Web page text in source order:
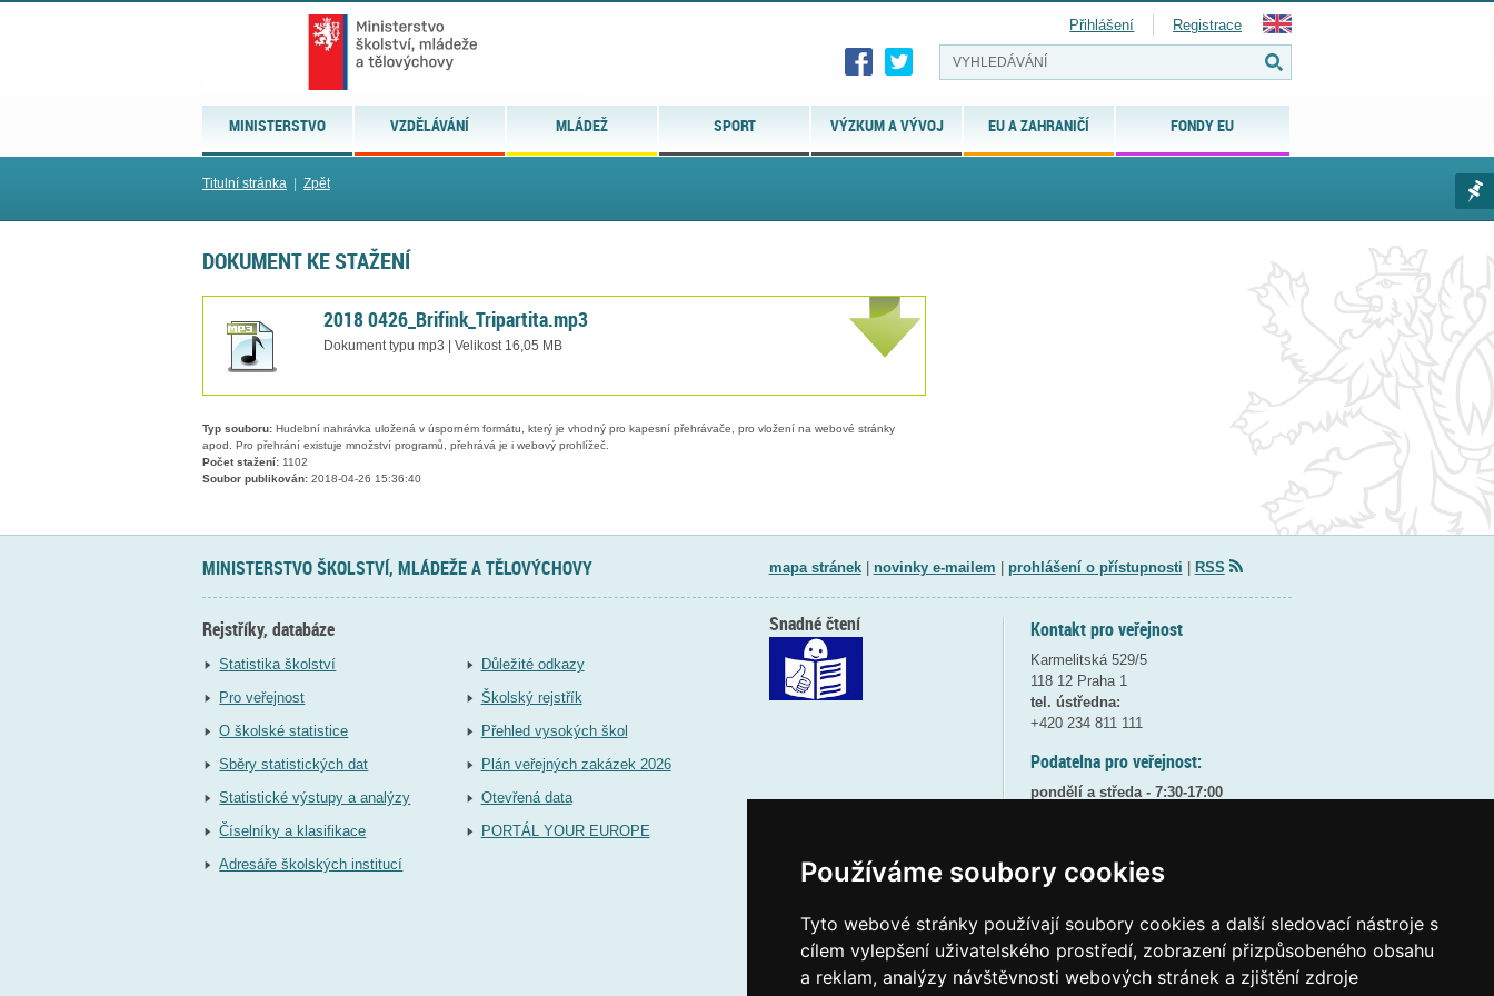
Používáme soubory cookies
Tyto webové stránky používají soubory cookies a další sledovací nástroje s
cílem vylepšení uživatelského prostředí, zobrazení přizpůsobeného obsahu
a reklam, analýzy návštěvnosti webových stránek a zjištění zdroje
MINISTERSTVO VZDĚLÁVÁNÍ MLÁDEŽ SPORT VÝZKUM A VÝVOJ EU A ZAHRANIČÍ FONDY EU
Přihlášení Registrace
Titulní stránka Zpět
DOKUMENT KE STAŽENÍ
2018 0426_Brifink_Tripartita.mp3
Dokument typu mp3 | Velikost 16,05 MB
Typ souboru: Hudební nahrávka uložená v úsporném formátu, který je vhodný pro kapesní přehrávače, pro vložení na webové stránky
apod. Pro přehrání existuje množství programů, přehrává je i webový prohlížeč.
Počet stažení: 1102
Soubor publikován: 2018-04-26 15:36:40
MINISTERSTVO ŠKOLSTVÍ, MLÁDEŽE A TĚLOVÝCHOVY mapa stránek| novinky e-mailem prohlášení o přístupnosti RSS
Rejstříky, databáze
Statistika školství
Pro veřejnost
O školské statistice
Sběry statistických dat
Statistické výstupy a analýzy
Číselníky a klasifikace
Adresáře školských institucí
Důležité odkazy
Školský rejstřík
Přehled vysokých škol
Plán veřejných zakázek 2026
Otevřená data
PORTÁL YOUR EUROPE
Kontakt pro veřejnost
Karmelitská 529/5
118 12 Praha 1
tel. ústředna:
+420 234 811 111
Podatelna pro veřejnost:
pondělí a středa - 7:30-17:00
8:30 - 9:30 - bezpečnostní přestávka
Elektronická podatelna:
posta@msmtgov cz
Snadné čtení